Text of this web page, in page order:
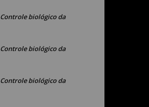
Controle biológico da
Controle biológico da
Controle biológico da